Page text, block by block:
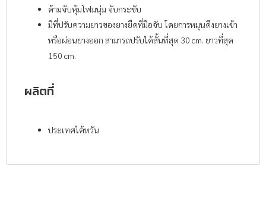
ด้ามจับหุ้มโฟมนุ่ม จับกระชับ
มีที่ปรับความยาวของยางยืดที่มือจับ โดยการหมุนดึงยางเข้า
หรือผ่อนยางออก สามารถปรับได้สั้นที่สุด 30 cm. ยาวที่สุด
150 cm.
ผลิตที่
ประเทศไต้หวัน